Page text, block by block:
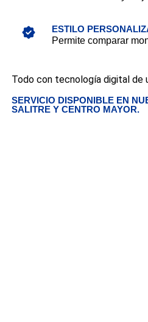
ESTILO
Permite comparar
Todo con tecnología digital de
SERVICIO DISPONIBLE EN
SALITRE Y CENTRO MAYOR.